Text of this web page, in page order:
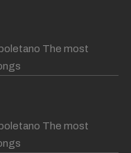
The most
The most